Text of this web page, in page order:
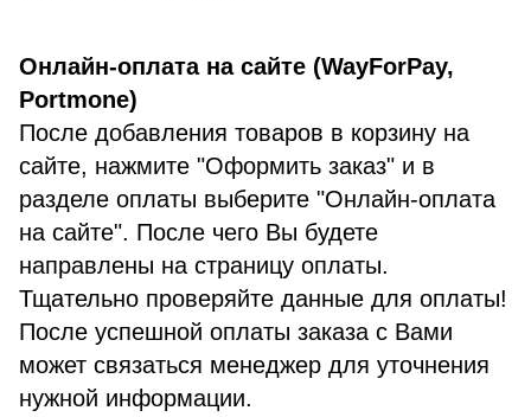
Онлайн-оплата на сайте (WayForPay,
Portmone)
После добавления товаров в корзину на
сайте, нажмите "Оформить заказ" и в
разделе оплаты выберите "Онлайн-оплата
на сайте". После чего Вы будете
направлены на страницу оплаты.
Тщательно проверяйте данные для оплаты!
После успешной оплаты заказа с Вами
может связаться менеджер для уточнения
нужной информации.